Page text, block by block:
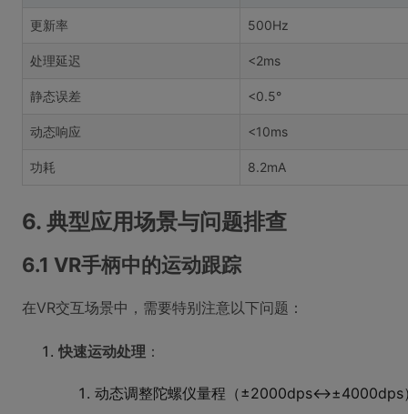
更新率 500Hz
处理延迟 <2ms
静态误差 <0.5°
动态响应 <10ms
功耗 8.2mA
6. 典型应用场景与问题排查
6.1 VR手柄中的运动跟踪
在VR交互场景中，需要特别注意以下问题：
快速运动处理 ：
动态调整陀螺仪量程（±2000dps↔±4000dps